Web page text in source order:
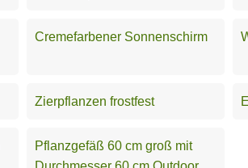
Cremefarbener Sonnenschirm
Zierpflanzen frostfest
Pflanzgefäß 60 cm groß mit